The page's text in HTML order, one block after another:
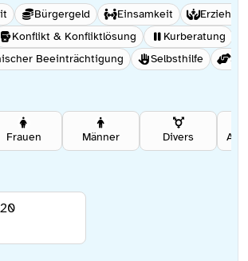
Bürgergeld Einsamkeit
Konflikt & Konfliktlösung
Kurberatung
Beeinträchtigung
Selbsthilfe
Frauen Männer Divers